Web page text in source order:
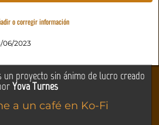
o corregir información
06/2023
un proyecto sin ánimo de lucro creado
Yova Turnes
a un café en Ko-Fi